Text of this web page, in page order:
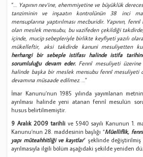
“…
Yapının nev'ine, ehemmiyetine ve büyüklük
tanziminin ve inşaatın kontrolünün 38 inci
mensuplarına yaptırılması mecburidir. Yapının,
olan meslek mensubu, bu vazifeden çekildiği
içinde, mucip sebepleriyle birlikte keyfiyeti yazılı
mükelleftir, aksi takdirde kanuni mesuliyetten
herhangi bir sebeple istifası halinde istifa
sorumluluğu devam eder. Fennî mesuliyeti
halinde başka bir meslek mensubu fennî mesuliyeti
devamına müsaade edilmez. …”
İmar Kanunu’nun 1985 yılında yayımlanan
ayrılması halinde yeni atanan fennî mesulün
husus belirtilmemiştir.
9 Aralık 2009 tarihli ve 5940 sayılı Kanunun 1.
Kanunu’nun 28. maddesinin başlığı “Müelliflik,
yapı müteahhitliği ve kayıtlar” şeklinde
ayrılmasıyla ilgili bölüm aşağıdaki şekilde yeniden